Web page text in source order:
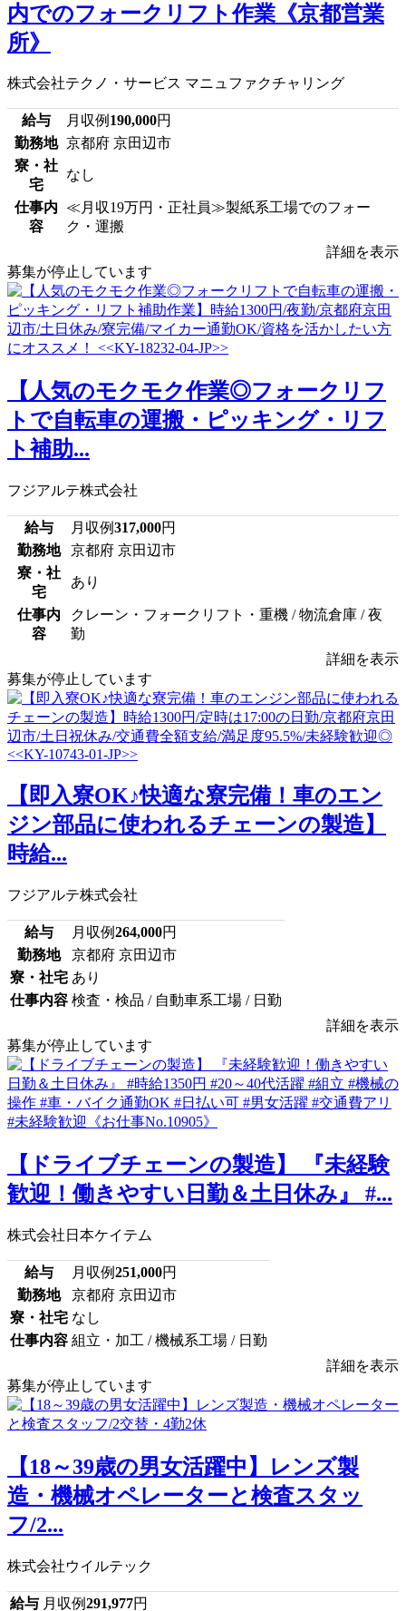
内でのフォークリフト作業《京都営業
所》
株式会社テクノ・サービス マニュファクチャリング
給与 月収例 190,000円
勤務地 京都府 京田辺市
寮・社
宅
なし
仕事内
容
≪月収19万円・正社員≫製紙系工場でのフォー
ク・運搬
詳細を表示
募集が停止しています
【人気のモクモク作業◎フォークリフ
トで自転車の運搬・ピッキング・リフ
ト補助...
フジアルテ株式会社
給与 月収例317,000円
勤務地
京都府 京田辺市
寮・社
宅
あり
仕事内
容
クレーン・フォークリフト・重機 / 物流倉庫 / 夜
勤
詳細を表示
募集が停止しています
【即入寮OK♪快適な寮完備！車のエン
ジン部品に使われるチェーンの製造】
時給...
フジアルテ株式会社
給与 月収例264,000円
勤務地
京都府 京田辺市
寮・社宅 あり
仕事内容 検査・検品 / 自動車系工場 / 日勤
詳細を表示
募集が停止しています
【ドライブチェーンの製造】 『未経験
歓迎！働きやすい日勤＆土日休み』 #...
株式会社日本ケイテム
給与 月収例251,000円
勤務地
京都府 京田辺市
寮・社宅 なし
仕事内容 組立・加工 / 機械系工場 / 日勤
詳細を表示
募集が停止しています
【18～39歳の男女活躍中】レンズ製
造・機械オペレーターと検査スタッ
フ/2...
株式会社ウイルテック
給与 月収例291,977円